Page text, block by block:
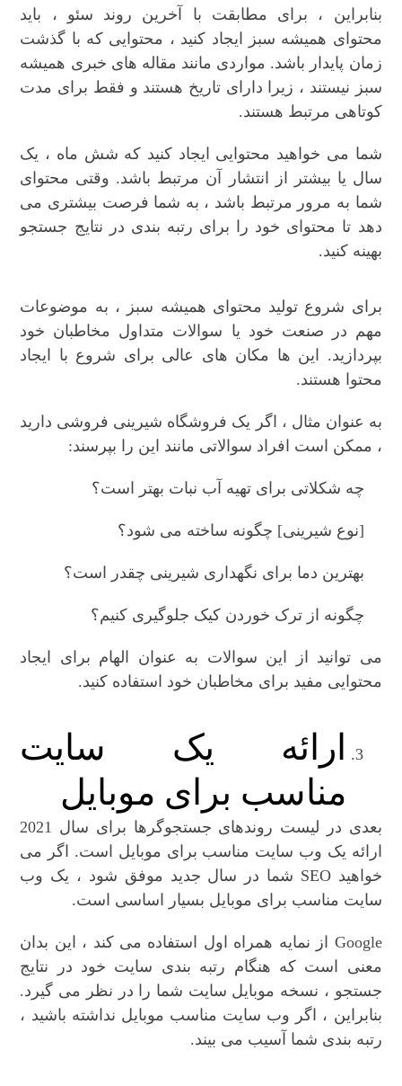
بنابراین ، برای مطابقت با آخرین روند سئو ، باید
محتوای همیشه سبز ایجاد کنید ، محتوایی که با گذشت
زمان پایدار باشد. مواردی مانند مقاله های خبری همیشه
سبز نیستند ، زیرا دارای تاریخ هستند و فقط برای مدت
کوتاهی مرتبط هستند.
شما می خواهید محتوایی ایجاد کنید که شش ماه ، یک
سال یا بیشتر از انتشار آن مرتبط باشد. وقتی محتوای
شما به مرور مرتبط باشد ، به شما فرصت بیشتری می
دهد تا محتوای خود را برای رتبه بندی در نتایج جستجو
بهینه کنید.
برای شروع تولید محتوای همیشه سبز ، به موضوعات
مهم در صنعت خود یا سوالات متداول مخاطبان خود
بپردازید. این ها مکان های عالی برای شروع با ایجاد
محتوا هستند.
به عنوان مثال ، اگر یک فروشگاه شیرینی فروشی دارید
، ممکن است افراد سوالاتی مانند این را بپرسند:
چه شکلاتی برای تهیه آب نبات بهتر است؟
[نوع شیرینی] چگونه ساخته می شود؟
بهترین دما برای نگهداری شیرینی چقدر است؟
چگونه از ترک خوردن کیک جلوگیری کنیم؟
می توانید از این سوالات به عنوان الهام برای ایجاد
محتوایی مفید برای مخاطبان خود استفاده کنید.
ارائه یک سایت
مناسب برای موبایل
بعدی در لیست روندهای جستجوگرها برای سال 2021
ارائه یک وب سایت مناسب برای موبایل است. اگر می
خواهید SEO شما در سال جدید موفق شود ، یک وب
سایت مناسب برای موبایل بسیار اساسی است.
Google از نمایه همراه اول استفاده می کند ، این بدان
معنی است که هنگام رتبه بندی سایت خود در نتایج
جستجو ، نسخه موبایل سایت شما را در نظر می گیرد.
بنابراین ، اگر وب سایت مناسب موبایل نداشته باشید ،
رتبه بندی شما آسیب می بیند.